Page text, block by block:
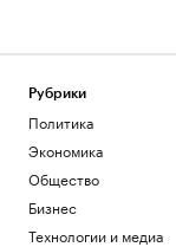
Рубрики
Политика
Экономика
Общество
Бизнес
Технологии и медиа